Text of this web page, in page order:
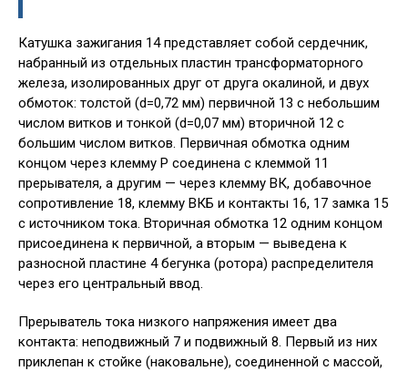
Катушка зажигания 14 представляет собой сердечник,
набранный из отдельных пластин трансформаторного
железа, изолированных друг от друга окалиной, и двух
обмоток: толстой (d=0,72 мм) первичной 13 с небольшим
числом витков и тонкой (d=0,07 мм) вторичной 12 с
большим числом витков. Первичная обмотка одним
концом через клемму Р соединена с клеммой 11
прерывателя, а другим — через клемму ВК, добавочное
сопротивление 18, клемму ВКБ и контакты 16, 17 замка 15
с источником тока. Вторичная обмотка 12 одним концом
присоединена к первичной, а вторым — выведена к
разносной пластине 4 бегунка (ротора) распределителя
через его центральный ввод.
Прерыватель тока низкого напряжения имеет два
контакта: неподвижный 7 и подвижный 8. Первый из них
приклепан к стойке (наковальне), соединенной с массой,